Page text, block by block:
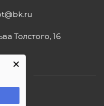
Толстого, 16